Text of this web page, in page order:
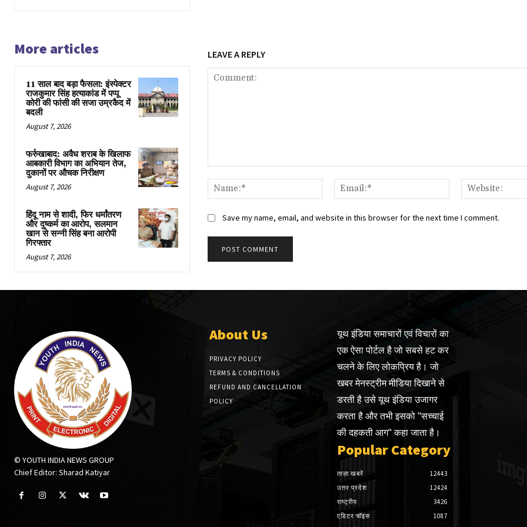
More articles
11 साल बाद बड़ा फैसला: इंस्पेक्टर
राजकुमार सिंह हत्याकांड में पप्पू
कोरी की फांसी की सजा उम्रकैद में
बदली
August 7, 2026
फर्रुखाबाद: अवैध शराब के खिलाफ
आबकारी विभाग का अभियान तेज,
दुकानों पर औचक निरीक्षण
August 7, 2026
हिंदू नाम से शादी, फिर धर्मांतरण
और दुष्कर्म का आरोप, सलमान
खान से सन्नी सिंह बना आरोपी
गिरफ्तार
August 7, 2026
LEAVE A REPLY
Name:*
Email:*
Save my name, email, and website in this browser for the next time I comment.
© YOUTH INDIA NEWS GROUP
Chief Editor: Sharad Katiyar
About Us
PRIVACY POLICY
TERMS & CONDITIONS
REFUND AND CANCELLATION
POLICY
यूथ इंडिया समाचारों एवं विचारों का
एक ऐसा पोर्टल है जो सबसे हट कर
चलने के लिए लोकप्रिय है। जो
खबर मेनस्ट्रीम मीडिया दिखाने से
डरती है उसे यूथ इंडिया उजागर
करता है और तभी इसको "सच्चाई
की दहकती आग" कहा जाता है।
Popular Category
ताज़ा खबरें
12443
उत्तर प्रदेश
12424
राष्ट्रीय
3426
एडिटर चॉइस
1087